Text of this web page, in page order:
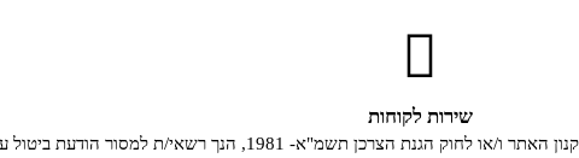
שירות לקוחות
הנך רשאי/ת למסור הודעת ביטול עסקה, באחת מהדרכים שלהלן: